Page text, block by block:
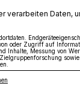
Wochen
verarbeiten Daten,
oder Zugriff auf
Inhalte, Messung von